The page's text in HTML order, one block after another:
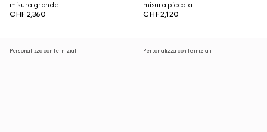
misura grande
CHF 2,360
misura piccola
CHF 2,120
Personalizza con le iniziali Personalizza con le iniziali